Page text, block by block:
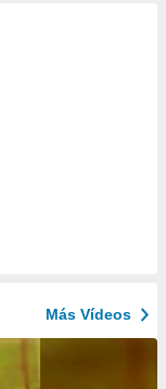
Más Vídeos